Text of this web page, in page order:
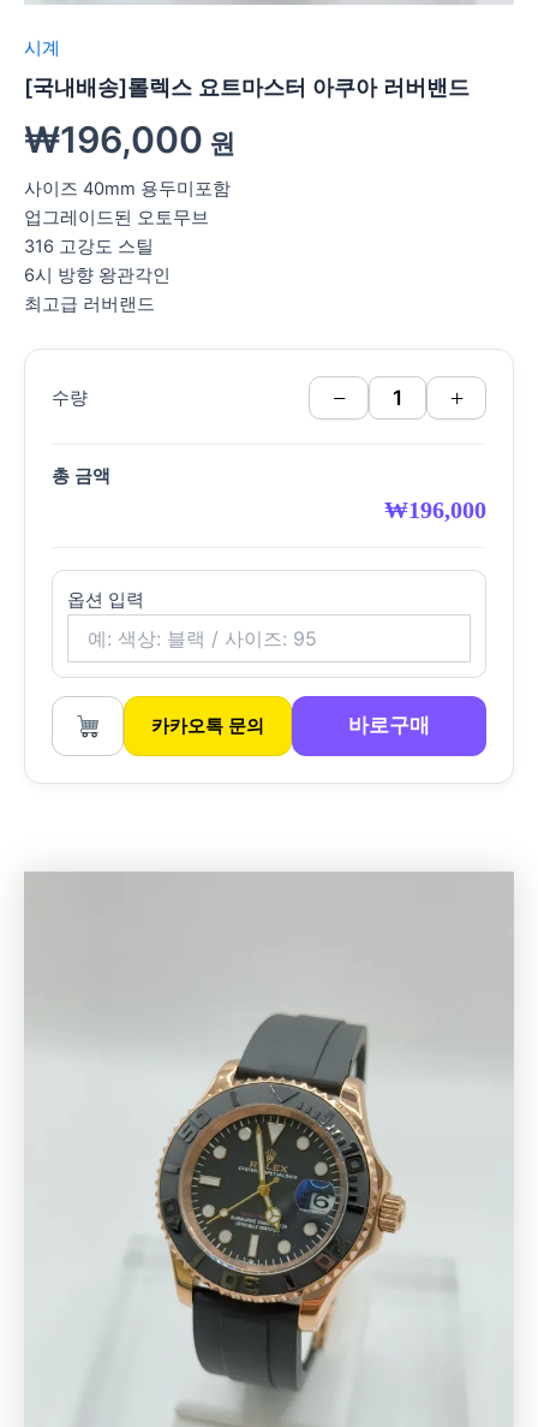
시계
[국내배송]롤렉스 요트마스터 아쿠아 러버밴드
₩196,000 원
사이즈 40mm 용두미포함
업그레이드된 오토무브
316 고강도 스틸
6시 방향 왕관각인
최고급 러버랜드
수량 − +
총 금액
₩196,000
옵션 입력
카카오톡 문의 바로구매